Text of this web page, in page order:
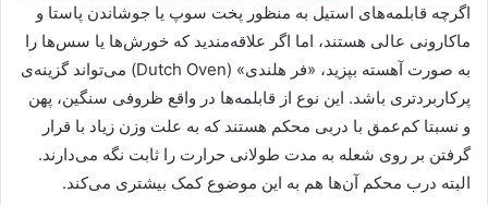
اگرچه قابلمه‌های استیل به منظور پخت سوپ یا جوشاندن پاستا و
ماکارونی عالی هستند، اما اگر علاقه‌مندید که خورش‌ها یا سس‌ها را
به صورت آهسته بپزید، «فر هلندی» (Dutch Oven) می‌تواند گزینه‌ی
پرکاربردتری باشد. این نوع از قابلمه‌ها در واقع ظروفی سنگین، پهن
و نسبتا کم‌عمق با دربی محکم هستند که به علت وزن زیاد با قرار
گرفتن بر روی شعله به مدت طولانی حرارت را ثابت نگه می‌دارند.
البته درب محکم آن‌ها هم به این موضوع کمک بیشتری می‌کند.